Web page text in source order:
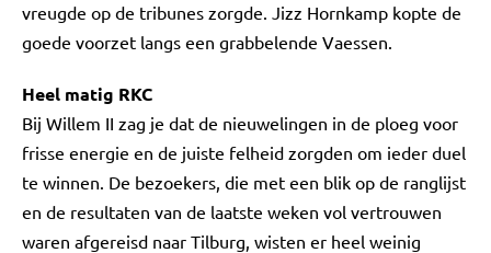
vreugde op de tribunes zorgde. Jizz Hornkamp kopte de
goede voorzet langs een grabbelende Vaessen.
Heel matig RKC
Bij Willem II zag je dat de nieuwelingen in de ploeg voor
frisse energie en de juiste felheid zorgden om ieder duel
te winnen. De bezoekers, die met een blik op de ranglijst
en de resultaten van de laatste weken vol vertrouwen
waren afgereisd naar Tilburg, wisten er heel weinig